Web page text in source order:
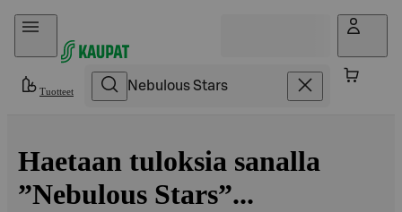
Hyppää sisältöön
Tuotteet
Haetaan tuloksia sanalla
”Nebulous Stars”...